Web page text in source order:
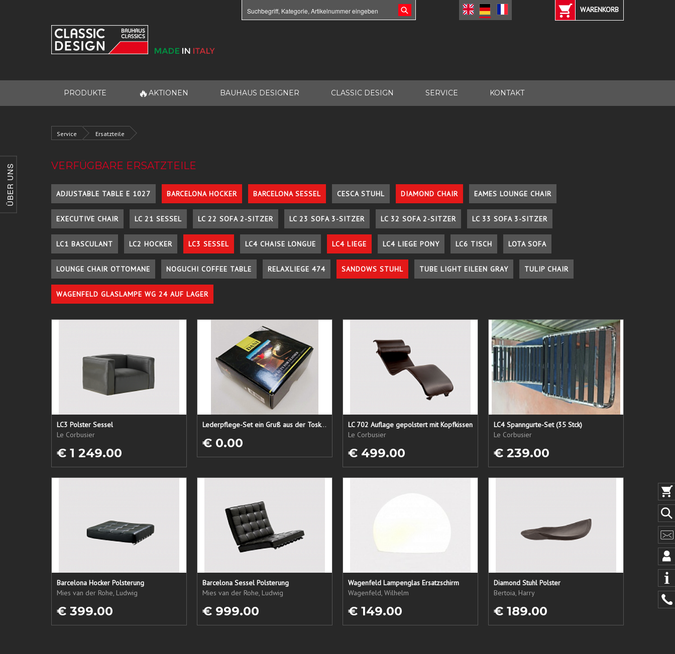
ÜBER UNS
WARENKORB
PRODUKTE 🔥 AKTIONEN BAUHAUS DESIGNER CLASSIC DESIGN SERVICE KONTAKT
Service Ersatzteile
VERFÜGBARE ERSATZTEILE
ADJUSTABLE TABLE E 1027 BARCELONA HOCKER BARCELONA SESSEL CESCA STUHL DIAMOND CHAIR EAMES LOUNGE CHAIR
EXECUTIVE CHAIR LC 21 SESSEL LC 22 SOFA 2-SITZER LC 23 SOFA 3-SITZER LC 32 SOFA 2-SITZER LC 33 SOFA 3-SITZER
LC1 BASCULANT LC2 HOCKER LC3 SESSEL LC4 CHAISE LONGUE LC4 LIEGE LC4 LIEGE PONY LC6 TISCH LOTA SOFA
LOUNGE CHAIR OTTOMANE NOGUCHI COFFEE TABLE RELAXLIEGE 474 SANDOWS STUHL TUBE LIGHT EILEEN GRAY TULIP CHAIR
WAGENFELD GLASLAMPE WG 24 AUF LAGER
LC3 Polster Sessel
Le Corbusier
€ 1 249.00
Lederpflege-Set ein Gruß aus der Toskana...
€ 0.00
LC 702 Auflage gepolstert mit Kopfkissen
Le Corbusier
€ 499.00
LC4 Spanngurte-Set (35 Stck)
Le Corbusier
€ 239.00
Barcelona Hocker Polsterung
Mies van der Rohe, Ludwig
€ 399.00
Barcelona Sessel Polsterung
Mies van der Rohe, Ludwig
€ 999.00
Wagenfeld Lampenglas Ersatzschirm
Wagenfeld, Wilhelm
€ 149.00
Diamond Stuhl Polster
Bertoia, Harry
€ 189.00